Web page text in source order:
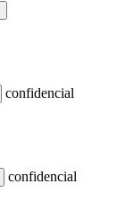
confidencial
confidencial